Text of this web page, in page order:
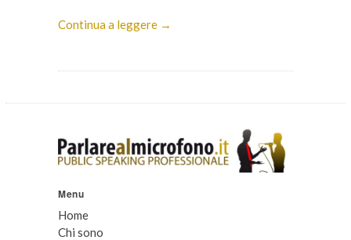
Continua a leggere →
Menu
Home
Chi sono